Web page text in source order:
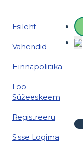
Esileht
Vahendid
Hinnapoliitika
Loo
Süžeeskeem
Registreeru
Sisse Logima